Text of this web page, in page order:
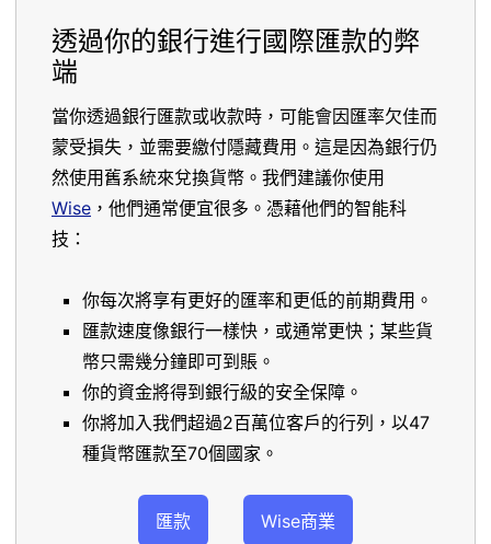
透過你的銀行進行國際匯款的弊
端
當你透過銀行匯款或收款時，可能會因匯率欠佳而
蒙受損失，並需要繳付隱藏費用。這是因為銀行仍
然使用舊系統來兌換貨幣。我們建議你使用
Wise ，他們通常便宜很多。憑藉他們的智能科
技：
你每次將享有更好的匯率和更低的前期費用。
匯款速度像銀行一樣快，或通常更快；某些貨
幣只需幾分鐘即可到賬。
你的資金將得到銀行級的安全保障。
你將加入我們超過2百萬位客戶的行列，以47
種貨幣匯款至70個國家。
匯款 Wise商業